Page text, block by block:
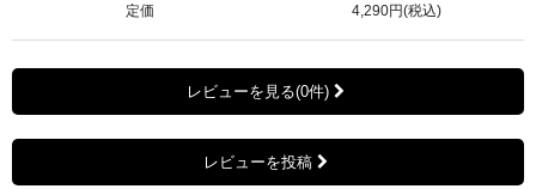
定価 4,290円(税込)
レビューを見る(0件)
レビューを投稿